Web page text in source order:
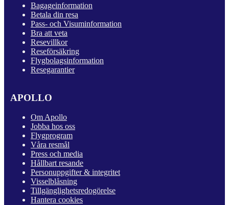
Bagageinformation
Betala din resa
Pass- och Visuminformation
Bra att veta
Resevillkor
Reseförsäkring
Flygbolagsinformation
Resegarantier
APOLLO
Om Apollo
Jobba hos oss
Flygprogram
Våra resmål
Press och media
Hållbart resande
Personuppgifter & integritet
Visselblåsning
Tillgänglighetsredogörelse
Hantera cookies